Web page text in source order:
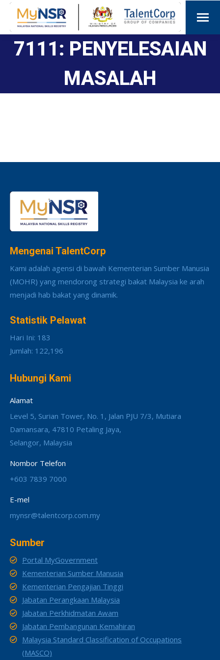
7111: PENYELESAIAN
MASALAH
Mengenai TalentCorp
Kami adalah agensi di bawah Kementerian Sumber Manusia
(MOHR) yang mendorong strategi bakat Malaysia ke arah
menjadi hab bakat yang dinamik.
Statistik Pelawat
Hari Ini: 183
Jumlah: 122,196
Hubungi Kami
Alamat
Level 5, Surian Tower, No. 1, Jalan PJU 7/3, Mutiara
Damansara, 47810 Petaling Jaya,
Selangor, Malaysia
Nombor Telefon
+603 7839 7000
E-mel
mynsr@talentcorp.com.my
Sumber
Portal MyGovernment
Kementerian Sumber Manusia
Kementerian Pengajian Tinggi
Jabatan Perangkaan Malaysia
Jabatan Perkhidmatan Awam
Jabatan Pembangunan Kemahiran
Malaysia Standard Classification of Occupations
(MASCO)